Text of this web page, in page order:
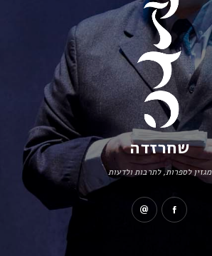
שחרזדה
מגזין לספרות, לתרבות ולדעות